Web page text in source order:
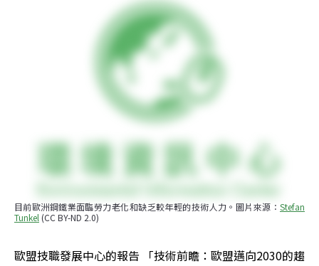
目前歐洲鋼鐵業面臨勞力老化和缺乏較年輕的技術人力。圖片來源： Stefan
Tunkel (CC BY-ND 2.0)
歐盟技職發展中心的報告 「技術前瞻：歐盟邁向2030的趨